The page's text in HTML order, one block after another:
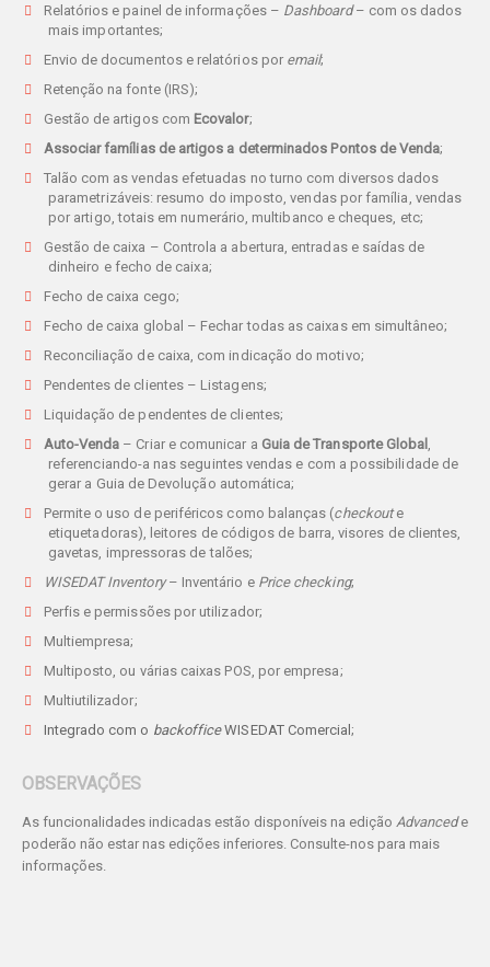
Relatórios e painel de informações – Dashboard– com os dados
mais importantes;
Envio de documentos e relatórios por email;
Retenção na fonte (IRS);
Gestão de artigos com Ecovalor;
Associar famílias de artigos a determinados Pontos de Venda;
Talão com as vendas efetuadas no turno com diversos dados
parametrizáveis: resumo do imposto, vendas por família, vendas
por artigo, totais em numerário, multibanco e cheques, etc;
Gestão de caixa – Controla a abertura, entradas e saídas de
dinheiro e fecho de caixa;
Fecho de caixa cego;
Fecho de caixa global – Fechar todas as caixas em simultâneo;
Reconciliação de caixa, com indicação do motivo;
Pendentes de clientes – Listagens;
Liquidação de pendentes de clientes;
Auto-Venda – Criar e comunicar a Guia de Transporte Global
referenciando-a nas seguintes vendas e com a possibilidade de
gerar a Guia de Devolução automática;
Permite o uso de periféricos como balanças (checkoute
etiquetadoras), leitores de códigos de barra, visores de clientes,
gavetas, impressoras de talões;
WISEDAT Inventory– Inventário e Price checking;
Perfis e permissões por utilizador;
Multiempresa;
Multiposto, ou várias caixas POS, por empresa;
Multiutilizador;
Integrado com o backofficeWISEDAT Comercial;
OBSERVAÇÕES
As funcionalidades indicadas estão disponíveis na edição Advancede
poderão não estar nas edições inferiores. Consulte-nos para mais
informações.